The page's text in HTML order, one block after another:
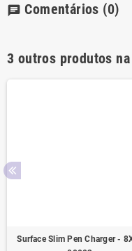
chat Comentários (0)
3 outros produtos
Surface Slim Pen Charger -